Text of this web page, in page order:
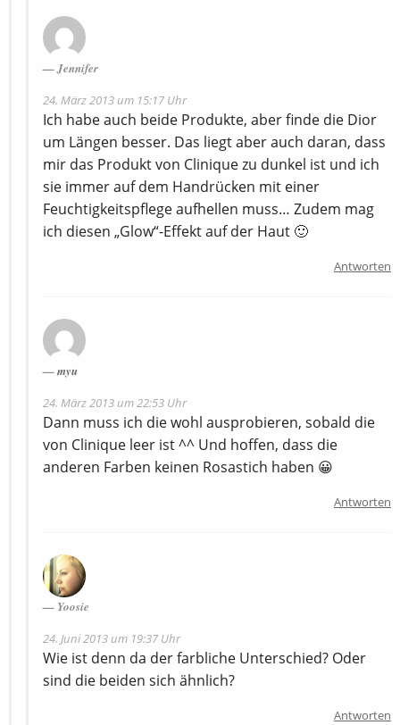
Jennifer
24. März 2013 um 15:17 Uhr
Ich habe auch beide Produkte, aber finde die Dior
um Längen besser. Das liegt aber auch daran, dass
mir das Produkt von Clinique zu dunkel ist und ich
sie immer auf dem Handrücken mit einer
Feuchtigkeitspflege aufhellen muss… Zudem mag
ich diesen „Glow“-Effekt auf der Haut 🙂
Antworten
myu
24. März 2013 um 22:53 Uhr
Dann muss ich die wohl ausprobieren, sobald die
von Clinique leer ist ^^ Und hoffen, dass die
anderen Farben keinen Rosastich haben 😀
Antworten
Yoosie
24. Juni 2013 um 19:37 Uhr
Wie ist denn da der farbliche Unterschied? Oder
sind die beiden sich ähnlich?
Antworten